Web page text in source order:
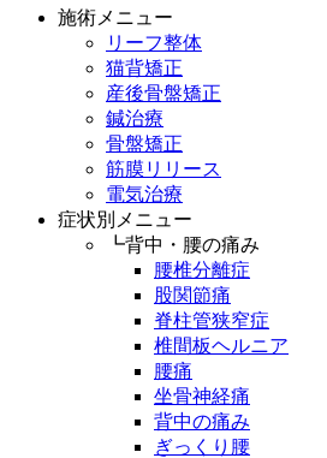
施術メニュー
リーフ整体
猫背矯正
産後骨盤矯正
鍼治療
骨盤矯正
筋膜リリース
電気治療
症状別メニュー
┗背中・腰の痛み
腰椎分離症
股関節痛
脊柱管狭窄症
椎間板ヘルニア
腰痛
坐骨神経痛
背中の痛み
ぎっくり腰